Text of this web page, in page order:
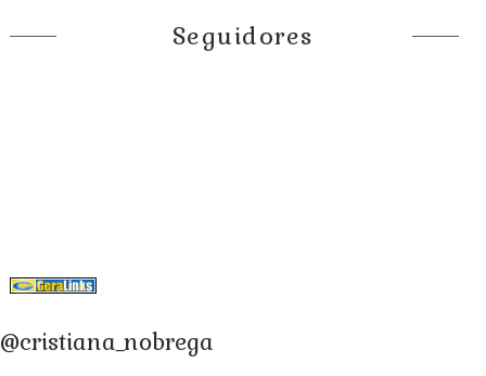
Seguidores
@cristiana_nobrega